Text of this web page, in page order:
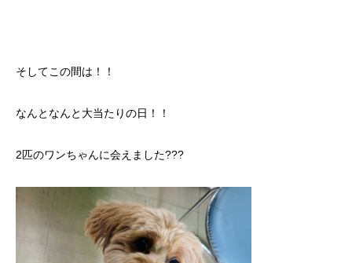
そしてこの間は！！
なんとなんと大当たりの日！！
2匹のワンちゃんに会えました???